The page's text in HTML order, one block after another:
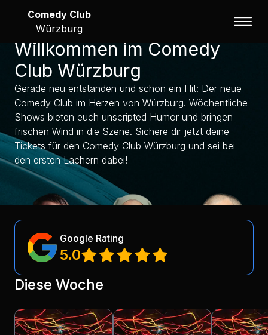
Comedy Club
Würzburg
Willkommen im Comedy
Club Würzburg
Gerade neu entstanden und schon ein Hit: Der neue
Comedy Club im Herzen von Würzburg. Wöchentliche
Shows bieten euch unscripted Humor und bringen
frischen Wind in die Szene. Sichere dir jetzt deine
Tickets für den Comedy Club Würzburg und sei bei
den ersten Lachern dabei!
Google Rating
5.0
Diese Woche